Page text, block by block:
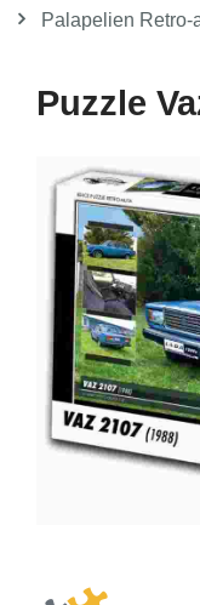
Palapelien Retro-
Puzzle